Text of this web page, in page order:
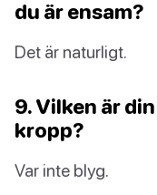
du är ensam?
Det är naturligt.
9. Vilken är
kropp?
Var inte blyg.